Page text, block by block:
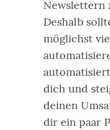
Newslettern
Deshalb
möglichst
dich und
deinen
dir ein paar